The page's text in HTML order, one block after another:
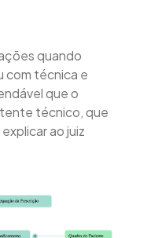
quando
com técnica e
que o
técnico, que
ao juiz